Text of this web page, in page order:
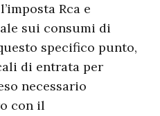
Rca e
sui consumi di
specifico punto,
di entrata per
necessario
con il